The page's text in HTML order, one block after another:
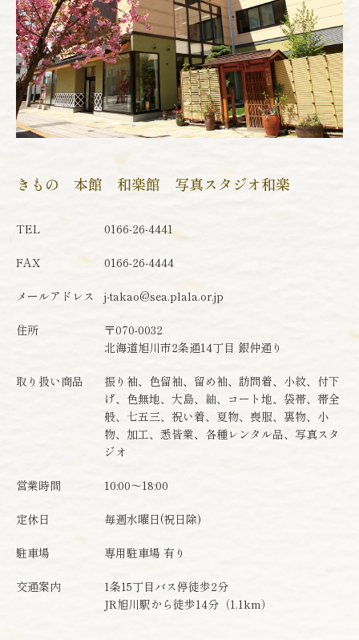
きもの 本館 和楽館 写真スタジオ和楽
TEL 0166-26-4441
FAX 0166-26-4444
メールアドレス j-takao@sea.plala.or.jp
住所
〒070-0032
北海道旭川市2条通14丁目 銀仲通り
取り扱い商品
振り袖、色留袖、留め袖、訪問着、小紋、付下
げ、色無地、大島、紬、コート地、袋帯、帯全
般、七五三、祝い着、夏物、喪服、裏物、小
物、加工、悉皆業、各種レンタル品、写真スタ
ジオ
営業時間 10:00～18:00
定休日 毎週水曜日(祝日除)
駐車場 専用駐車場 有り
交通案内
1条15丁目バス停徒歩2分
JR旭川駅から徒歩14分（1.1km）